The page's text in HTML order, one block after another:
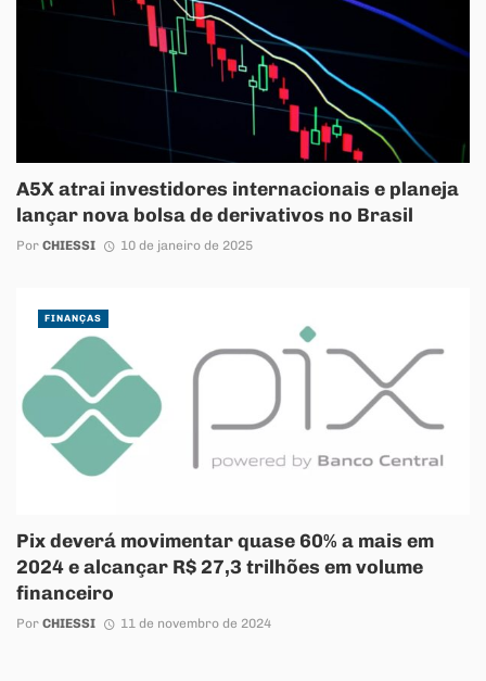
A5X atrai investidores internacionais e planeja
lançar nova bolsa de derivativos no Brasil
Por CHIESSI 10 de janeiro de 2025
Pix deverá movimentar quase 60% a mais em
2024 e alcançar R$ 27,3 trilhões em volume
financeiro
Por CHIESSI 11 de novembro de 2024
FINANÇAS